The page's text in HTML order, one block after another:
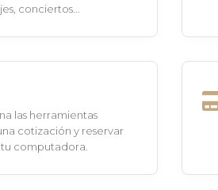
conciertos...
las herramientas
cotización y reservar
computadora.